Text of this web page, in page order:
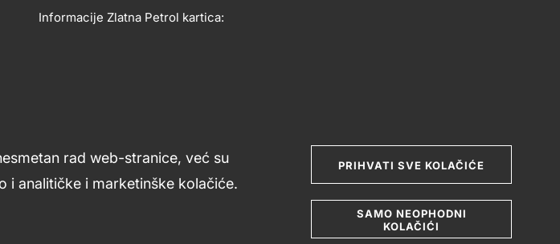
rad web-stranice, već su
i analitičke i marketinške kolačiće.
PRIHVATI SVE KOLAČIĆE
SAMO NEOPHODNI
KOLAČIĆI
Informacije Zlatna Petrol kartica:
links